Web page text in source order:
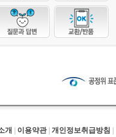
개 이용약관| 개인정보취급방침